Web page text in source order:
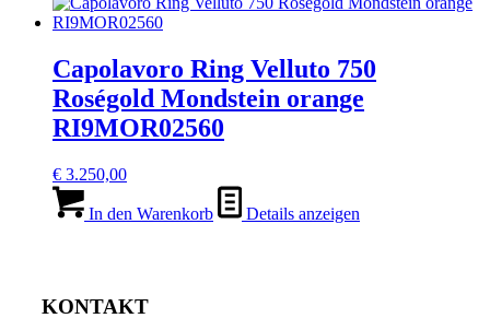
Capolavoro Ring Velluto 750
Roségold Mondstein orange
RI9MOR02560
€ 3.250,00
In den Warenkorb Details anzeigen
KONTAKT